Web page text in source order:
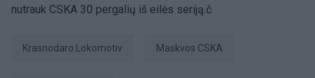
nutrauk CSKA 30 pergalių iš eilės seriją.č
Krasnodaro Lokomotiv Maskvos CSKA